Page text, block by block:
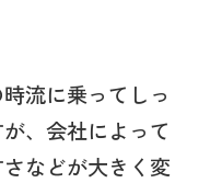
流に乗ってしっ
、会社によって
などが大きく変